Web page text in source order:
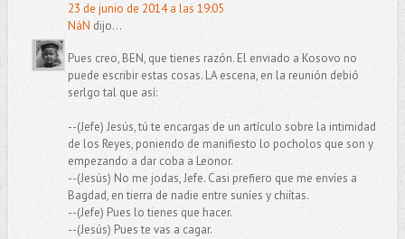
23 de junio de 2014 a las 19:05
NáN dijo...
Pues creo, BEN, que tienes razón. El enviado a Kosovo no
puede escribir estas cosas. LA escena, en la reunión debió
serlgo tal que así:
--(Jefe) Jesús, tú te encargas de un artículo sobre la intimidad
de los Reyes, poniendo de manifiesto lo pocholos que son y
empezando a dar coba a Leonor.
--(Jesús) No me jodas, Jefe. Casi prefiero que me envíes a
Bagdad, en tierra de nadie entre suníes y chiítas.
--(Jefe) Pues lo tienes que hacer.
--(Jesús) Pues te vas a cagar.